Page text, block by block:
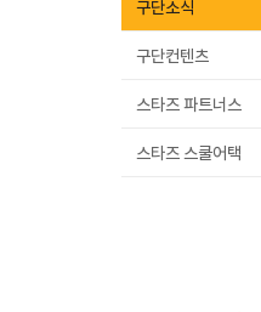
구단소식
구단컨텐츠
스타즈 파트너스
스타즈 스쿨어택